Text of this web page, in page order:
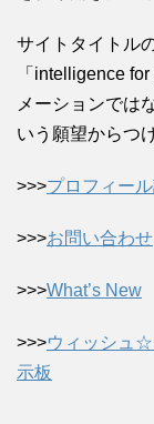
サイトタイトル
「intelligence
メーションでは
いう願望からつ
>>>プロフィー
>>>お問い合わせ
>>>What’s New
>>>ウィッシュ☆
示板